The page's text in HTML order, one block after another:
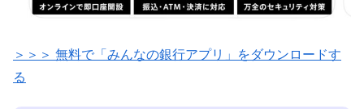
＞＞＞ 無料で「みんなの銀行アプリ」をダウンロードす
る